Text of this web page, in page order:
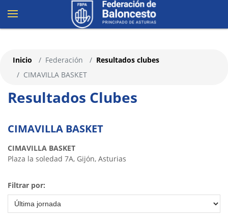
Resultados Clubes
Inicio Federación
Resultados clubes
CIMAVILLA BASKET
CIMAVILLA BASKET
CIMAVILLA BASKET
Plaza la soledad 7A, Gijón, Asturias
Filtrar por: